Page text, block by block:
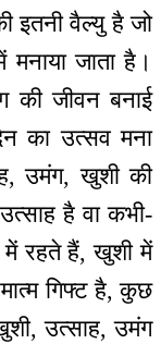
वैल्यु है जो
जाता है।
की जीवन बनाई
का उत्सव मना
उमंग, खुशी की
है वा कभी-
में रहते हैं, खुशी में
गिफ्ट है, कुछ
उत्साह, उमंग